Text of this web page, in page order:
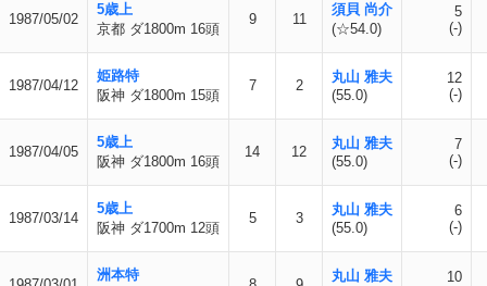
1987/05/02
5歳上
京都 ダ1800m 16頭
9 11
須貝 尚介
(☆54.0)
5
(-)
1987/04/12
姫路特
阪神 ダ1800m 15頭
7 2
丸山 雅夫
(55.0)
12
(-)
1987/04/05
5歳上
阪神 ダ1800m 16頭
14 12
丸山 雅夫
(55.0)
7
(-)
1987/03/14
5歳上
阪神 ダ1700m 12頭
5 3
丸山 雅夫
(55.0)
6
(-)
洲本特 丸山 雅夫
10